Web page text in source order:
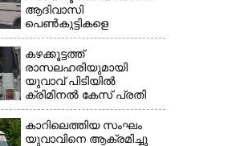
ആദിവാസി
പെൺകുട്ടികളെ
കൂട്ടബലാത്സംഗത്തിന്
ഇരയാക്കി; മൂന്ന് പേർ
പിടിയിൽ
കഴക്കൂട്ടത്ത്
രാസലഹരിയുമായി
യുവാവ് പിടിയിൽ
ക്രിമിനൽ കേസ് പ്രതി
ഓടി രക്ഷപ്പെട്ടു
കാറിലെത്തിയ സംഘം
യുവാവിനെ ആക്രമിച്ചു